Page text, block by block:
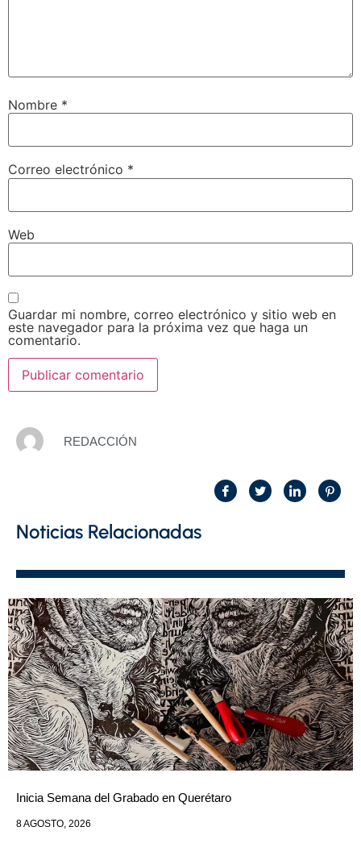
Nombre *
Correo electrónico *
Web
Guardar mi nombre, correo electrónico y sitio web en
este navegador para la próxima vez que haga un
comentario.
REDACCIÓN
Noticias Relacionadas
Inicia Semana del Grabado en Querétaro
8 AGOSTO, 2026